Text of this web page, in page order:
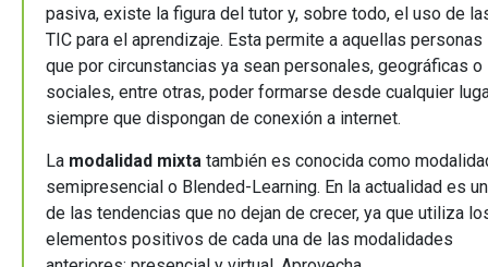
pasiva, existe la figura del tutor y, sobre todo, el uso de
TIC para el aprendizaje. Esta permite a aquellas personas
que por circunstancias ya sean personales, geográficas o
sociales, entre otras, poder formarse desde cualquier
siempre que dispongan de conexión a internet.
La modalidad mixta también es conocida como
semipresencial o Blended-Learning. En la actualidad es
de las tendencias que no dejan de crecer, ya que utiliza
elementos positivos de cada una de las modalidades